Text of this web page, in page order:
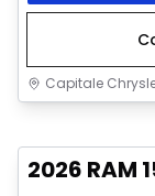
Capitale
2026 RAM